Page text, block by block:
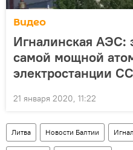
Видео
Игналинская АЭС:
самой мощной
электростанции
21 января 2020, 11:22
Литва Новости Балтии